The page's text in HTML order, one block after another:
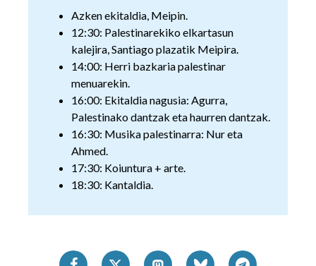
Azken ekitaldia, Meipin.
12:30: Palestinarekiko elkartasun
kalejira, Santiago plazatik Meipira.
14:00: Herri bazkaria palestinar
menuarekin.
16:00: Ekitaldia nagusia: Agurra,
Palestinako dantzak eta haurren dantzak.
16:30: Musika palestinarra: Nur eta
Ahmed.
17:30: Koiuntura + arte.
18:30: Kantaldia.